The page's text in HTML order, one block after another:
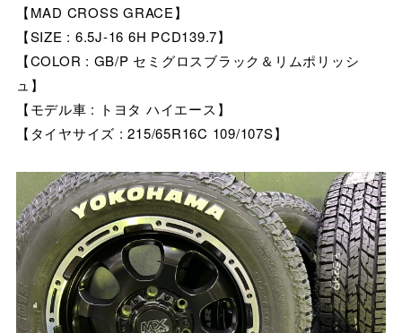
【MAD CROSS GRACE】
【SIZE : 6.5J-16 6H PCD139.7】
【COLOR : GB/P セミグロスブラック＆リムポリッシ
ュ】
【モデル車 : トヨタ ハイエース】
【タイヤサイズ : 215/65R16C 109/107S】